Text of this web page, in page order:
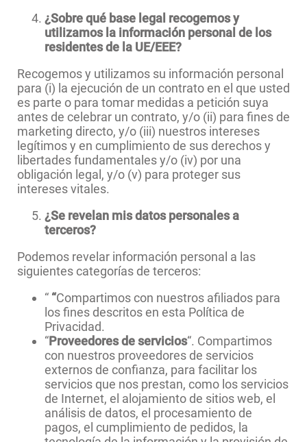
¿Sobre qué base legal recogemos y
utilizamos la información personal de los
residentes de la UE/EEE?
Recogemos y utilizamos su información personal
para (i) la ejecución de un contrato en el que usted
es parte o para tomar medidas a petición suya
antes de celebrar un contrato, y/o (ii) para fines de
marketing directo, y/o (iii) nuestros intereses
legítimos y en cumplimiento de sus derechos y
libertades fundamentales y/o (iv) por una
obligación legal, y/o (v) para proteger sus
intereses vitales.
¿Se revelan mis datos personales a
terceros?
Podemos revelar información personal a las
siguientes categorías de terceros:
“ “Compartimos con nuestros afiliados para
los fines descritos en esta Política de
Privacidad.
“Proveedores de servicios“. Compartimos
con nuestros proveedores de servicios
externos de confianza, para facilitar los
servicios que nos prestan, como los servicios
de Internet, el alojamiento de sitios web, el
análisis de datos, el procesamiento de
pagos, el cumplimiento de pedidos, la